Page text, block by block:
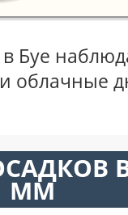
Буе
облачные
ММ